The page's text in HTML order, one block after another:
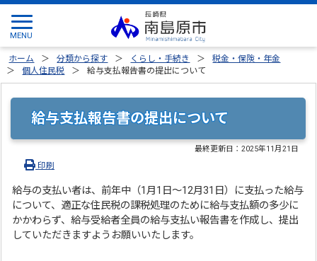
ホーム 分類から探す くらし・手続き
税金・保険・年金
個人住民税
給与支払報告書の提出について
給与支払報告書の提出について
最終更新日：2025年11月21日
印刷
給与の支払い者は、前年中（1月1日～12月31日）に支払った給与
について、適正な住民税の課税処理のために給与支払額の多少に
かかわらず、給与受給者全員の給与支払い報告書を作成し、提出
していただきますようお願いいたします。